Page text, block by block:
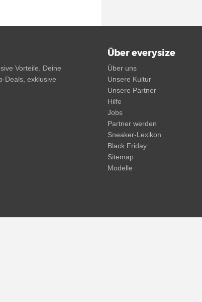
Vorteile. Deine
Deals, exklusive
Über everysize
Über uns
Unsere Kultur
Unsere Partner
Hilfe
Jobs
Partner werden
Sneaker-Lexikon
Black Friday
Sitemap
Modelle